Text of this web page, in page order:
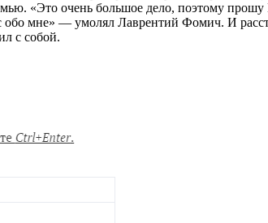
«Это очень большое дело, поэтому прошу
мне» — умолял Лаврентий Фомич. И
с собой.